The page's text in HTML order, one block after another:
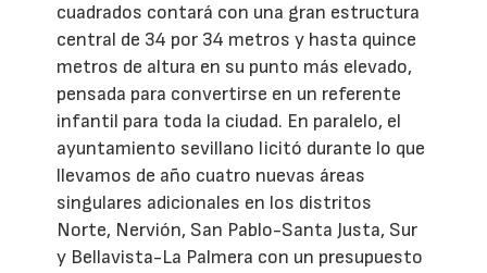
cuadrados contará con una gran estructura
central de 34 por 34 metros y hasta quince
metros de altura en su punto más elevado,
pensada para convertirse en un referente
infantil para toda la ciudad. En paralelo, el
ayuntamiento sevillano licitó durante lo que
llevamos de año cuatro nuevas áreas
singulares adicionales en los distritos
Norte, Nervión, San Pablo-Santa Justa, Sur
y Bellavista-La Palmera con un presupuesto